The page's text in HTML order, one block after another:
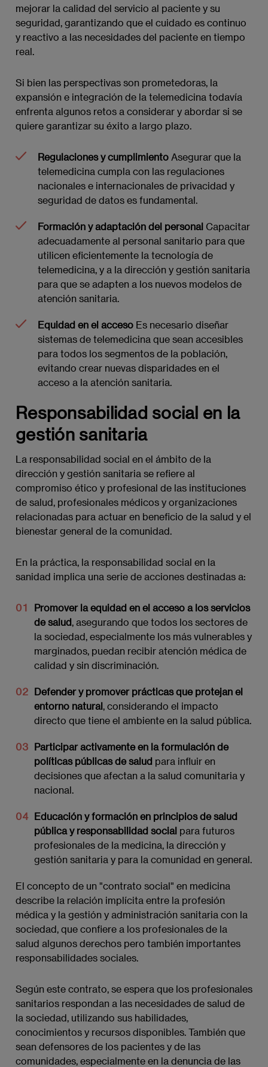
mejorar la calidad del servicio al paciente y su
seguridad, garantizando que el cuidado es continuo
y reactivo a las necesidades del paciente en tiempo
real.
Si bien las perspectivas son prometedoras, la
expansión e integración de la telemedicina todavía
enfrenta algunos retos a considerar y abordar si se
quiere garantizar su éxito a largo plazo.
Regulaciones y cumplimiento Asegurar que la
telemedicina cumpla con las regulaciones
nacionales e internacionales de privacidad y
seguridad de datos es fundamental.
Formación y adaptación del personal Capacitar
adecuadamente al personal sanitario para que
utilicen eficientemente la tecnología de
telemedicina, y a la dirección y gestión sanitaria
para que se adapten a los nuevos modelos de
atención sanitaria.
Equidad en el acceso Es necesario diseñar
sistemas de telemedicina que sean accesibles
para todos los segmentos de la población,
evitando crear nuevas disparidades en el
acceso a la atención sanitaria.
Responsabilidad social en la
gestión sanitaria
La responsabilidad social en el ámbito de la
dirección y gestión sanitaria se refiere al
compromiso ético y profesional de las instituciones
de salud, profesionales médicos y organizaciones
relacionadas para actuar en beneficio de la salud y el
bienestar general de la comunidad.
En la práctica, la responsabilidad social en la
sanidad implica una serie de acciones destinadas a:
Promover la equidad en el acceso a los servicios
de salud , asegurando que todos los sectores de
la sociedad, especialmente los más vulnerables y
marginados, puedan recibir atención médica de
calidad y sin discriminación.
Defender y promover prácticas que protejan el
entorno natural , considerando el impacto
directo que tiene el ambiente en la salud pública.
Participar activamente en la formulación de
políticas públicas de salud para influir en
decisiones que afectan a la salud comunitaria y
nacional.
Educación y formación en principios de salud
pública y responsabilidad social para futuros
profesionales de la medicina, la dirección y
gestión sanitaria y para la comunidad en general.
El concepto de un "contrato social" en medicina
describe la relación implícita entre la profesión
médica y la gestión y administración sanitaria con la
sociedad, que confiere a los profesionales de la
salud algunos derechos pero también importantes
responsabilidades sociales.
Según este contrato, se espera que los profesionales
sanitarios respondan a las necesidades de salud de
la sociedad, utilizando sus habilidades,
conocimientos y recursos disponibles. También que
sean defensores de los pacientes y de las
comunidades, especialmente en la denuncia de las